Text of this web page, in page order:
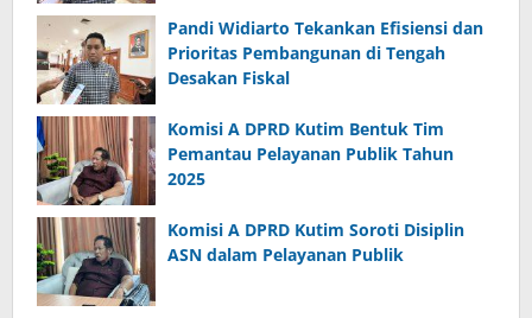
Pandi Widiarto Tekankan Efisiensi dan
Prioritas Pembangunan di Tengah
Desakan Fiskal
Komisi A DPRD Kutim Bentuk Tim
Pemantau Pelayanan Publik Tahun
2025
Komisi A DPRD Kutim Soroti Disiplin
ASN dalam Pelayanan Publik